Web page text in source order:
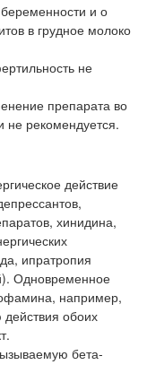
и о
в грудное молоко
не
препарата во
не рекомендуется.
действие
хинидина,
ипратропия
Одновременное
например,
обоих
бета-